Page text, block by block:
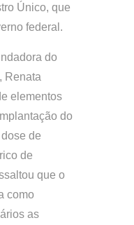
Único, que
federal.
do
Renata
elementos
do
de
de
que o
como
as